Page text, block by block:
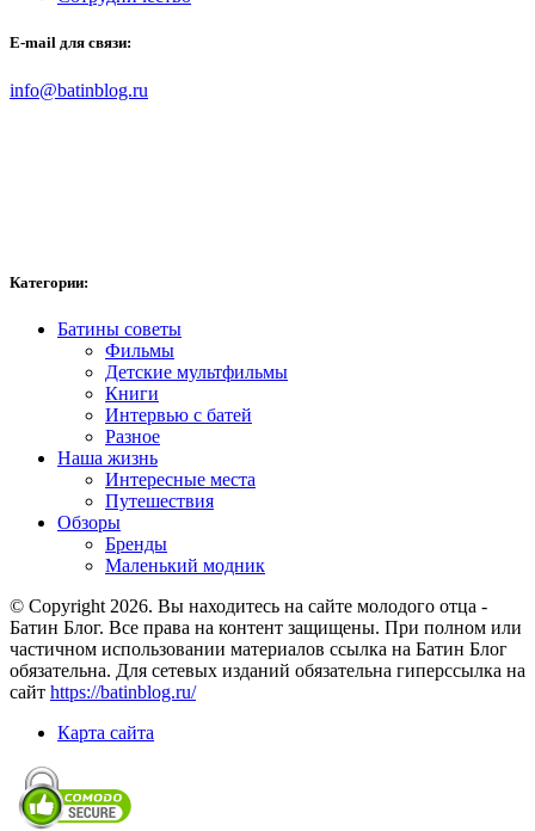
E-mail для связи:
info@batinblog.ru
Категории:
Батины советы
Фильмы
Детские мультфильмы
Книги
Интервью с батей
Разное
Наша жизнь
Интересные места
Путешествия
Обзоры
Бренды
Маленький модник
© Copyright 2026. Вы находитесь на сайте молодого отца -
Батин Блог. Все права на контент защищены. При полном или
частичном использовании материалов ссылка на Батин Блог
обязательна. Для сетевых изданий обязательна гиперссылка на
сайт https://batinblog.ru/
Карта сайта